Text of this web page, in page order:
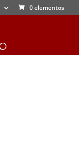
0 elementos